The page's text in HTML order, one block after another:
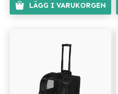
LÄGG I VARUKORGEN